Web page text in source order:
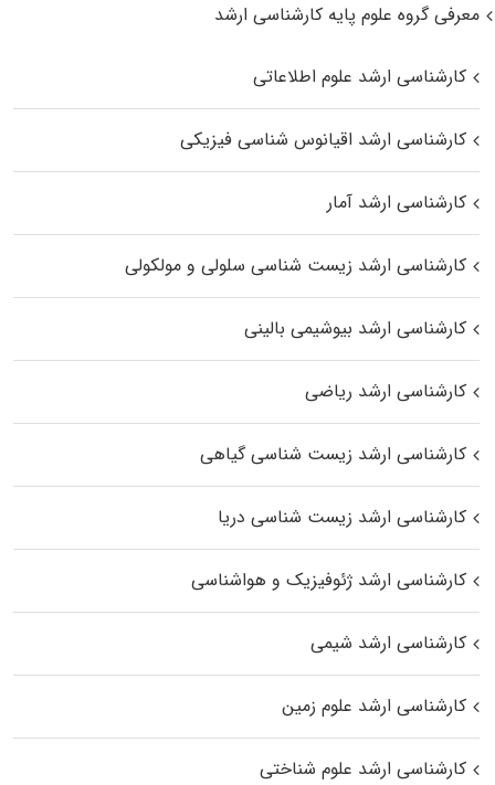
معرفی گروه علوم پایه کارشناسی ارشد
کارشناسی ارشد علوم اطلاعاتی
کارشناسی ارشد اقیانوس‌ شناسی فیزیکی
کارشناسی ارشد آمار
کارشناسی ارشد زیست شناسی سلولی و مولکولی
کارشناسی ارشد بیوشیمی بالینی
کارشناسی ارشد ریاضی
کارشناسی ارشد زیست‌ شناسی گیاهی
کارشناسی ارشد زیست‌ شناسی دریا
کارشناسی ارشد ژئوفیزیک و هواشناسی
کارشناسی ارشد شیمی
کارشناسی ارشد علوم زمین
کارشناسی ارشد علوم شناختی